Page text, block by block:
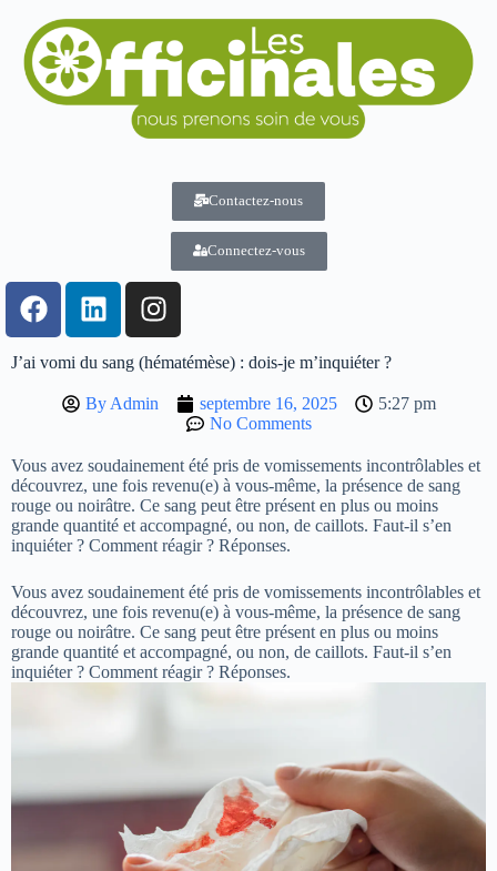
Contactez-nous
Connectez-vous
J’ai vomi du sang (hématémèse) : dois-je m’inquiéter ?
ByAdmin septembre 16, 2025
5:27 pm
No Comments
Vous avez soudainement été pris de vomissements incontrôlables et
découvrez, une fois revenu(e) à vous-même, la présence de sang
rouge ou noirâtre. Ce sang peut être présent en plus ou moins
grande quantité et accompagné, ou non, de caillots. Faut-il s’en
inquiéter ? Comment réagir ? Réponses.
Vous avez soudainement été pris de vomissements incontrôlables et
découvrez, une fois revenu(e) à vous-même, la présence de sang
rouge ou noirâtre. Ce sang peut être présent en plus ou moins
grande quantité et accompagné, ou non, de caillots. Faut-il s’en
inquiéter ? Comment réagir ? Réponses.